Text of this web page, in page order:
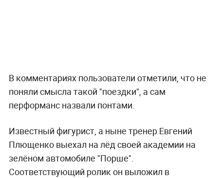
В комментариях пользователи отметили, что не
поняли смысла такой "поездки", а сам
перформанс назвали понтами.
Известный фигурист, а ныне тренер Евгений
Плющенко выехал на лёд своей академии на
зелёном автомобиле "Порше".
Соответствующий ролик он выложил в